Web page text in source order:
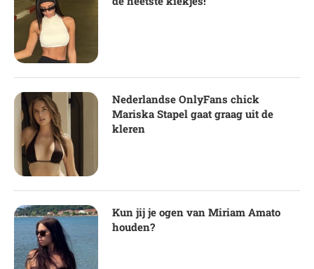
Nederlandse OnlyFans chick
Mariska Stapel gaat graag uit de
kleren
Kun jij je ogen van Miriam Amato
houden?